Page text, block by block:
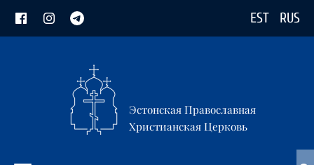
EST RUS
Эстонская Православная
Христианская Церковь